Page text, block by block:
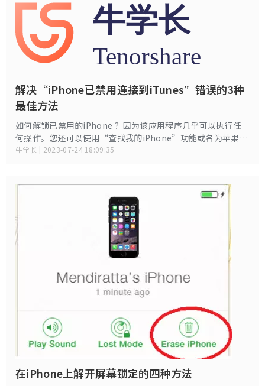
解决“iPhone已禁用连接到iTunes”错误的3种
最佳方法
如何解锁已禁用的iPhone ？因为该应用程序几乎可以执行任
何操作。您还可以使用“查找我的iPhone”功能或名为苹果屏
幕解锁工具的第三方工具来执行此操作
牛学长 | 2023-07-24 18:09:35
在iPhone上解开屏幕锁定的四种方法